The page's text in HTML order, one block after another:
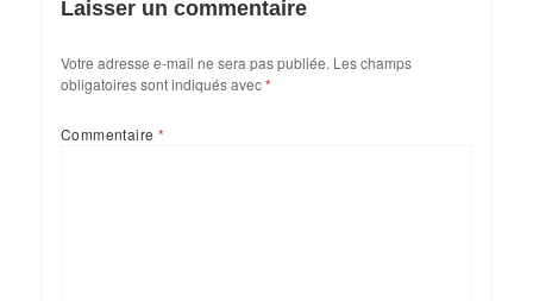
Laisser un commentaire
Votre adresse e-mail ne sera pas publiée. Les champs
obligatoires sont indiqués avec*
Commentaire*